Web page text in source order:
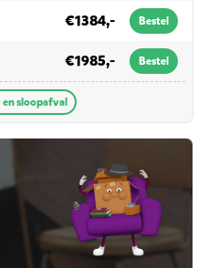
€1384,- Bestel
€1985,- Bestel
sloopafval